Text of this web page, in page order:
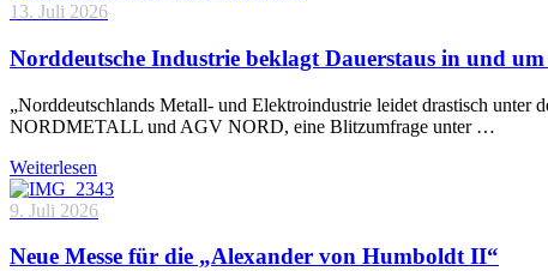
13. Juli 2026
Norddeutsche Industrie beklagt Dauerstaus in und
„Norddeutschlands Metall- und Elektroindustrie leidet drastisch unter
NORDMETALL und AGV NORD, eine Blitzumfrage unter …
Weiterlesen
9. Juli 2026
Neue Messe für die „Alexander von Humboldt II“